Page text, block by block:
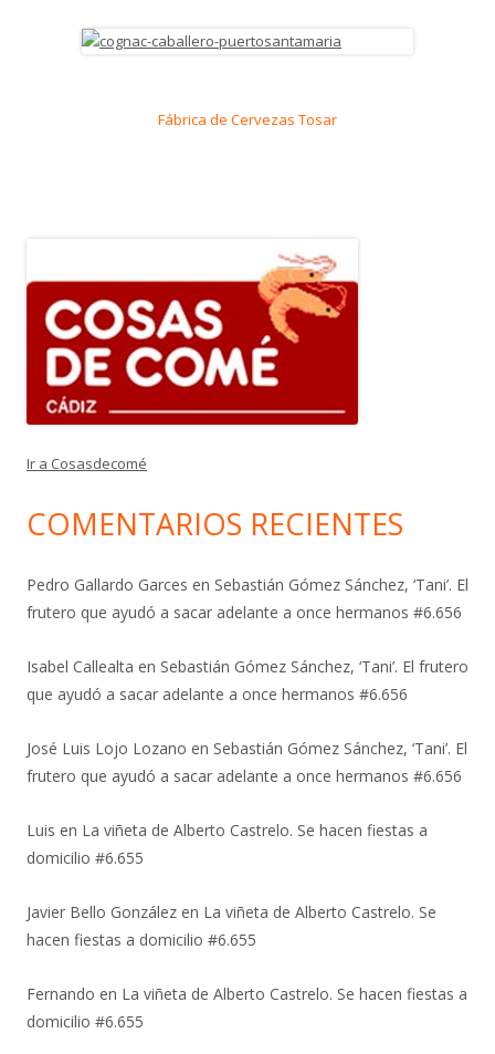
Fábrica de Cervezas Tosar
Ir a Cosasdecomé
COMENTARIOS RECIENTES
Pedro Gallardo Garces en Sebastián Gómez Sánchez, ‘Tani’. El
frutero que ayudó a sacar adelante a once hermanos #6.656
Isabel Callealta en Sebastián Gómez Sánchez, ‘Tani’. El frutero
que ayudó a sacar adelante a once hermanos #6.656
José Luis Lojo Lozano en Sebastián Gómez Sánchez, ‘Tani’. El
frutero que ayudó a sacar adelante a once hermanos #6.656
Luis en La viñeta de Alberto Castrelo. Se hacen fiestas a
domicilio #6.655
Javier Bello González en La viñeta de Alberto Castrelo. Se
hacen fiestas a domicilio #6.655
Fernando en La viñeta de Alberto Castrelo. Se hacen fiestas a
domicilio #6.655